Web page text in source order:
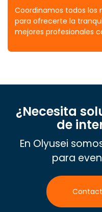
Coordinamos todos los
para ofrecerte la
mejores profesionales
¿Necesita
de
En Olyusei
para